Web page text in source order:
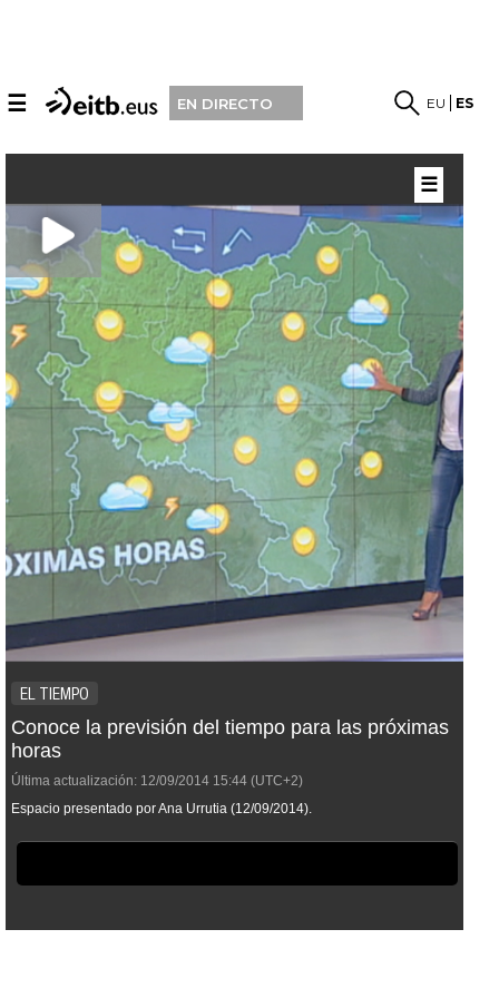
☰ EN DIRECTO EU ES
EL TIEMPO
Conoce la previsión del tiempo para las próximas
horas
Última actualización: 12/09/2014 15:44 (UTC+2)
Espacio presentado por Ana Urrutia (12/09/2014).
☰